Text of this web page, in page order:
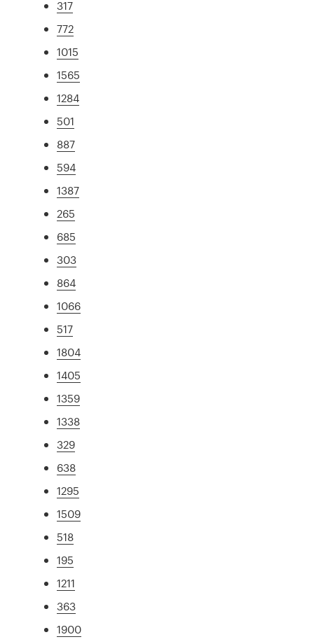
317
772
1015
1565
1284
501
887
594
1387
265
685
303
864
1066
517
1804
1405
1359
1338
329
638
1295
1509
518
195
1211
363
1900